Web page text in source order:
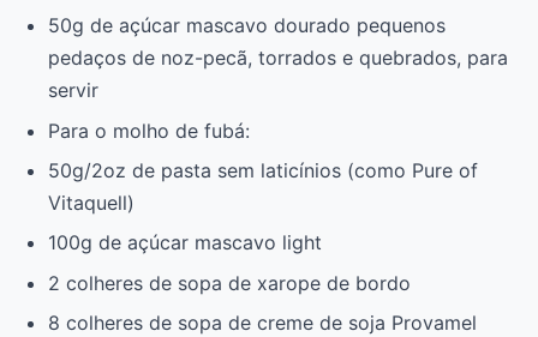
50g de açúcar mascavo dourado pequenos
pedaços de noz-pecã, torrados e quebrados, para
servir
Para o molho de fubá:
50g/2oz de pasta sem laticínios (como Pure of
Vitaquell)
100g de açúcar mascavo light
2 colheres de sopa de xarope de bordo
8 colheres de sopa de creme de soja Provamel